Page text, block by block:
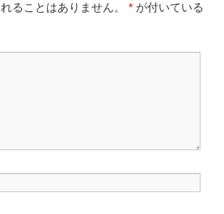
ることはありません。 * が付いている